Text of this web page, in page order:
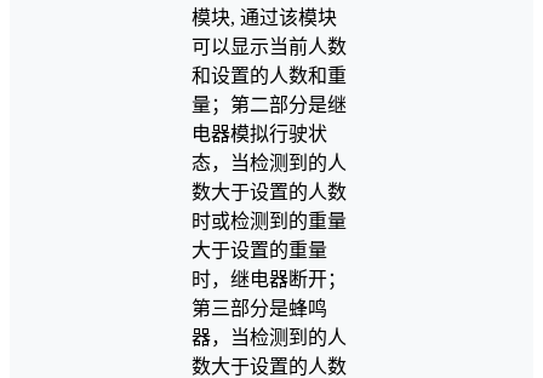
模块, 通过该模块
可以显示当前人数
和设置的人数和重
量；第二部分是继
电器模拟行驶状
态，当检测到的人
数大于设置的人数
时或检测到的重量
大于设置的重量
时，继电器断开；
第三部分是蜂鸣
器，当检测到的人
数大于设置的人数